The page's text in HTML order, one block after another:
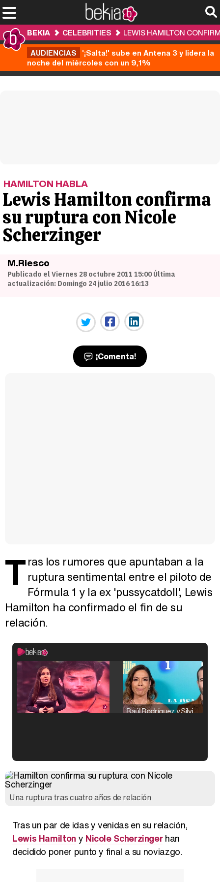
BEKIA CELEBRITIES
LEWIS HAMILTON
AUDIENCIAS '¡Salta!' sube en Antena 3 y lidera la
noche del miércoles con un 9,1%
HAMILTON HABLA
Lewis Hamilton confirma
su ruptura con Nicole
Scherzinger
M.Riesco
Publicado el Viernes 28 octubre 2011 15:00 Última
actualización: Domingo 24 julio 2016 16:13
¡Comenta!
Tras los rumores que apuntaban a la
ruptura sentimental entre el piloto de
Fórmula 1 y la ex 'pussycatdoll', Lewis
Hamilton ha confirmado el fin de su
relación.
Raúl Rodríguez y Silvia Taulés nos cuentan su papel en 'La familia de la tele'
Una ruptura tras cuatro años de relación
Tras un par de idas y venidas en su relación,
Lewis Hamilton y Nicole Scherzingerhan
decidido poner punto y final a su noviazgo.